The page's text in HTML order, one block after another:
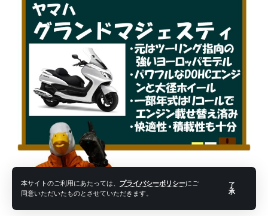
本サイトのご利用にあたっては、 プライバシーポリシーにご
同意いただいたものとさせていただきます。
了
承
引用元：ヤマハ公式サイト
まとめ